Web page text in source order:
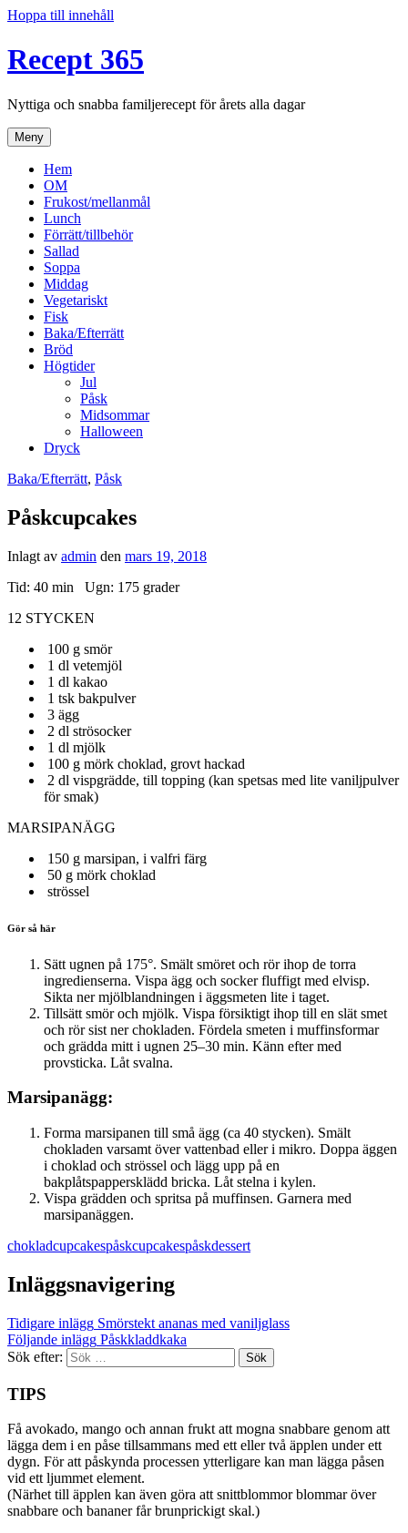
Hoppa till innehåll
Recept 365
Nyttiga och snabba familjerecept för årets alla dagar
Meny
Hem
OM
Frukost/mellanmål
Lunch
Förrätt/tillbehör
Sallad
Soppa
Middag
Vegetariskt
Fisk
Baka/Efterrätt
Bröd
Högtider
Jul
Påsk
Midsommar
Halloween
Dryck
Baka/Efterrätt, Påsk
Påskcupcakes
Inlagt av admin den mars 19, 2018
Tid: 40 min Ugn: 175 grader
12 STYCKEN
100 g smör
1 dl vetemjöl
1 dl kakao
1 tsk bakpulver
3 ägg
2 dl strösocker
1 dl mjölk
100 g mörk choklad, grovt hackad
2 dl vispgrädde, till topping (kan spetsas med lite vaniljpulver
för smak)
MARSIPANÄGG
150 g marsipan, i valfri färg
50 g mörk choklad
strössel
Gör så här
Sätt ugnen på 175°. Smält smöret och rör ihop de torra
ingredienserna. Vispa ägg och socker fluffigt med elvisp.
Sikta ner mjölblandningen i äggsmeten lite i taget.
Tillsätt smör och mjölk. Vispa försiktigt ihop till en slät smet
och rör sist ner chokladen. Fördela smeten i muffinsformar
och grädda mitt i ugnen 25–30 min. Känn efter med
provsticka. Låt svalna.
Marsipanägg:
Forma marsipanen till små ägg (ca 40 stycken). Smält
chokladen varsamt över vattenbad eller i mikro. Doppa äggen
i choklad och strössel och lägg upp på en
bakplåtspappersklädd bricka. Låt stelna i kylen.
Vispa grädden och spritsa på muffinsen. Garnera med
marsipanäggen.
chokladcupcakespåskcupcakespåskdessert
Inläggsnavigering
Tidigare inlägg Smörstekt ananas med vaniljglass
Följande inlägg Påskkladdkaka
Sök efter:
TIPS
Få avokado, mango och annan frukt att mogna snabbare genom att
lägga dem i en påse tillsammans med ett eller två äpplen under ett
dygn. För att påskynda processen ytterligare kan man lägga påsen
vid ett ljummet element.
(Närhet till äpplen kan även göra att snittblommor blommar över
snabbare och bananer får brunprickigt skal.)